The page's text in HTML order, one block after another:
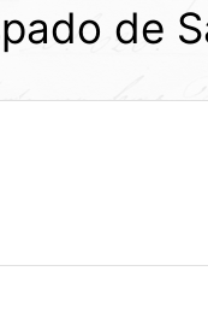
de